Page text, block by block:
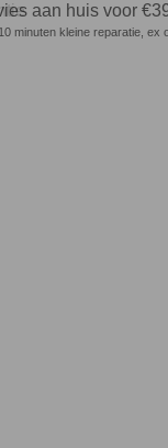
aan huis voor
minuten kleine reparatie, ex